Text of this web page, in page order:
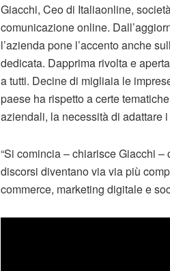
Giacchi, Ceo di Italiaonline,
comunicazione online.
l’azienda pone l’accento anche
dedicata. Dapprima rivolta e
a tutti. Decine di migliaia le
paese ha rispetto a certe
aziendali, la necessità di adattare
“Si comincia – chiarisce Giacchi
discorsi diventano via via più
commerce, marketing digitale e